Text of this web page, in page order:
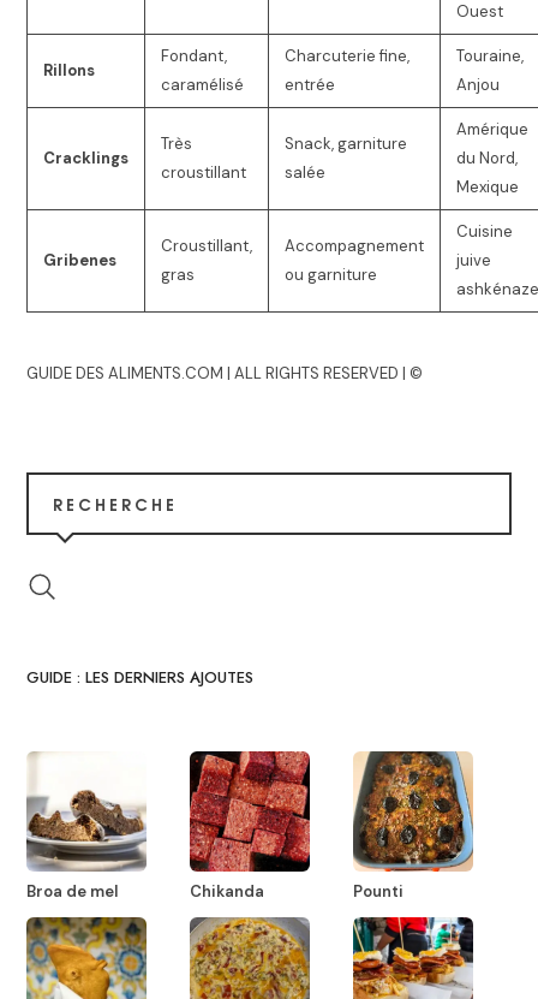
Ouest
Rillons
Fondant,
caramélisé
Charcuterie fine,
entrée
Touraine,
Anjou
Cracklings
Très
croustillant
Snack, garniture
salée
Amérique
du Nord,
Mexique
Gribenes
Croustillant,
gras
Accompagnement
ou garniture
Cuisine
juive
GUIDE DES ALIMENTS.COM | ALL RIGHTS RESERVED | ©
RECHERCHE
GUIDE : LES DERNIERS AJOUTES
Broa de mel Chikanda Pounti